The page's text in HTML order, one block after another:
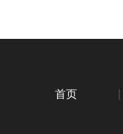
首页